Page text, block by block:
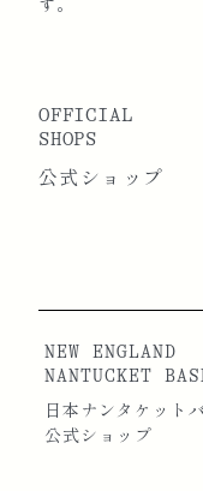
OFFICIAL
SHOPS
公式ショップ
NEW ENGLAND
NANTUCKET
日本ナンタケット
公式ショップ